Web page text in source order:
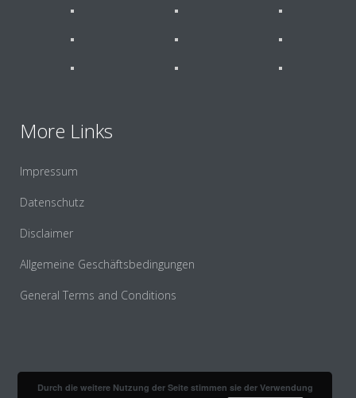
More Links
Impressum
Datenschutz
Disclaimer
Allgemeine Geschäftsbedingungen
General Terms and Conditions
Durch die weitere Nutzung der Seite stimmen sie der Verwendung